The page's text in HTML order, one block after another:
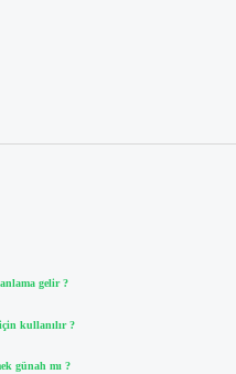
gelir ?
kullanılır ?
günah mı ?